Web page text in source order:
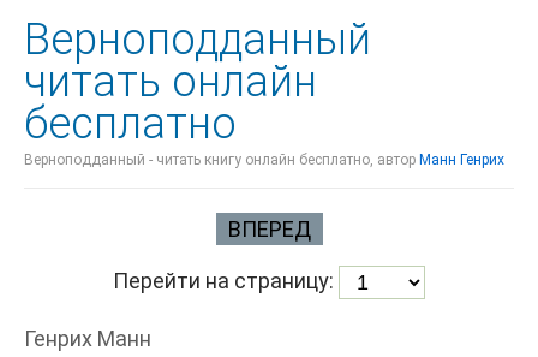
Верноподданный
читать онлайн
бесплатно
Верноподданный - читать книгу онлайн бесплатно, автор Манн Генрих
ВПЕРЕД
Перейти на страницу:
Генрих Манн